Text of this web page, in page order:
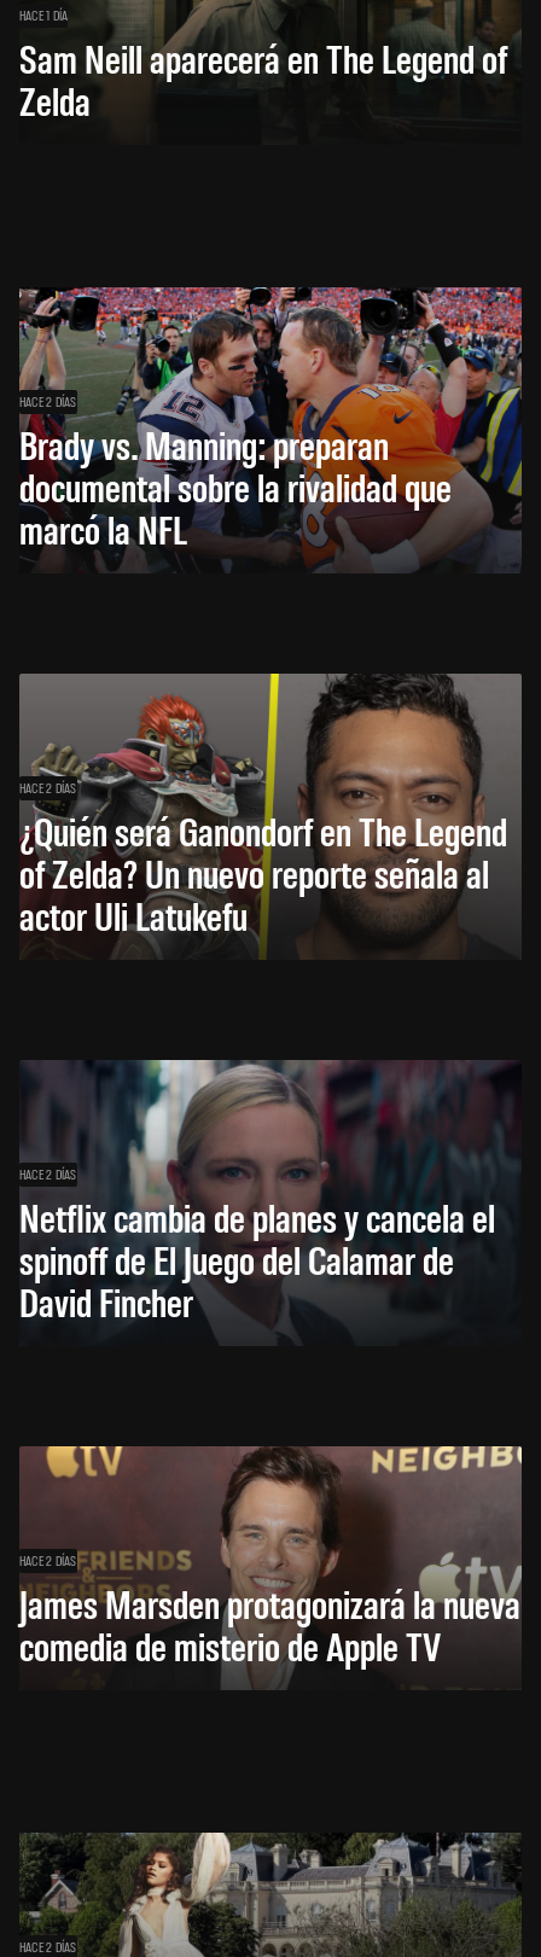
HACE 1 DÍA
Sam Neill aparecerá en The Legend of
Zelda
HACE 2 DÍAS
Brady vs. Manning: preparan
documental sobre la rivalidad que
marcó la NFL
HACE 2 DÍAS
¿Quién será Ganondorf en The Legend
of Zelda? Un nuevo reporte señala al
actor Uli Latukefu
HACE 2 DÍAS
Netflix cambia de planes y cancela el
spinoff de El Juego del Calamar de
David Fincher
HACE 2 DÍAS
James Marsden protagonizará la nueva
comedia de misterio de Apple TV
HACE 2 DÍAS